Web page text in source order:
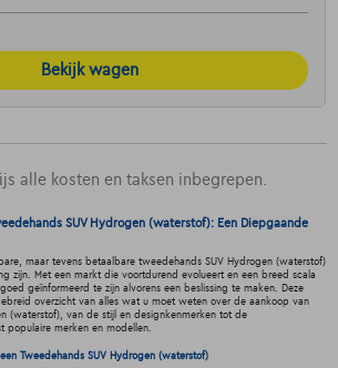
Bekijk wagen
alle kosten en taksen inbegrepen.
SUV Hydrogen (waterstof): Een Diepgaande
maar tevens betaalbare tweedehands SUV Hydrogen (waterstof)
zijn. Met een markt die voortdurend evolueert en een breed scala
geïnformeerd te zijn alvorens een beslissing te maken. Deze
overzicht van alles wat u moet weten over de aankoop van
(waterstof), van de stijl en designkenmerken tot de
populaire merken en modellen.
Tweedehands SUV Hydrogen (waterstof)